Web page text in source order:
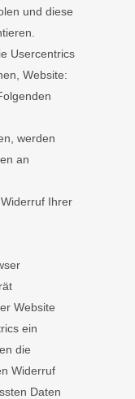
und diese
Usercentrics
Website:
werden
an
Ihrer
Website
ein
die
Widerruf
Daten